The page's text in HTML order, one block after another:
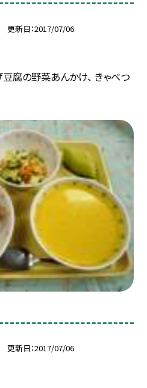
更新日 2017/07/06
腐の野菜あんかけ、 きゃべつ
更新日 2017/07/06